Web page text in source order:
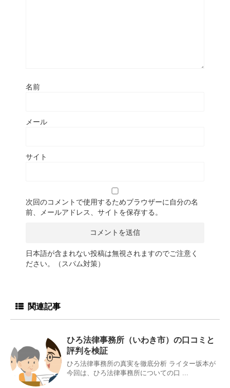
名前
メール
サイト
次回のコメントで使用するためブラウザーに自分の名
前、メールアドレス、サイトを保存する。
日本語が含まれない投稿は無視されますのでご注意く
ださい。（スパム対策）
関連記事
ひろ法律事務所（いわき市）の口コミと
評判を検証
ひろ法律事務所の真実を徹底分析 ライター坂本が
今回は、ひろ法律事務所についての口 ...